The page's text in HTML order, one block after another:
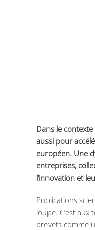
Dans le
aussi pour
européen. Une
entreprises,
l’innovation et
Publications
loupe. C’est
brevets comme